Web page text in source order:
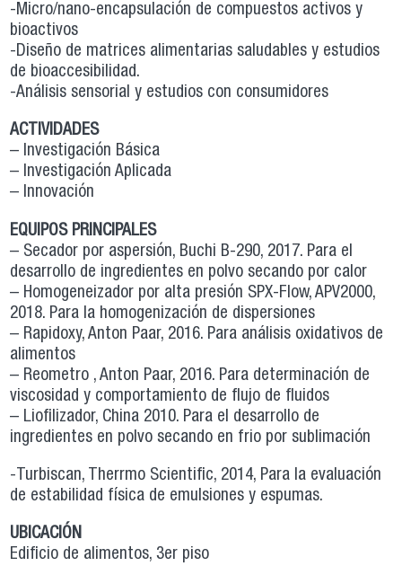
-Micro/nano-encapsulación de compuestos activos y
bioactivos
-Diseño de matrices alimentarias saludables y estudios
de bioaccesibilidad.
-Análisis sensorial y estudios con consumidores
ACTIVIDADES
– Investigación Básica
– Investigación Aplicada
– Innovación
EQUIPOS PRINCIPALES
– Secador por aspersión, Buchi B-290, 2017. Para el
desarrollo de ingredientes en polvo secando por calor
– Homogeneizador por alta presión SPX-Flow, APV2000,
2018. Para la homogenización de dispersiones
– Rapidoxy, Anton Paar, 2016. Para análisis oxidativos de
alimentos
– Reometro , Anton Paar, 2016. Para determinación de
viscosidad y comportamiento de flujo de fluidos
– Liofilizador, China 2010. Para el desarrollo de
ingredientes en polvo secando en frio por sublimación
-Turbiscan, Therrmo Scientific, 2014, Para la evaluación
de estabilidad física de emulsiones y espumas.
UBICACIÓN
Edificio de alimentos, 3er piso